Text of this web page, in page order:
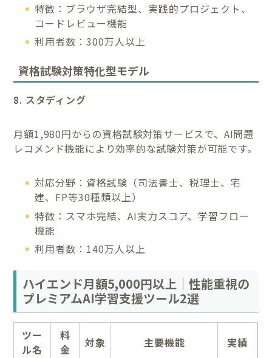
特徴：ブラウザ完結型、実践的プロジェクト、
コードレビュー機能
利用者数：300万人以上
資格試験対策特化型モデル
8. スタディング
月額1,980円からの資格試験対策サービスで、AI問題
レコメンド機能により効率的な試験対策が可能です。
対応分野：資格試験（司法書士、税理士、宅
建、FP等30種類以上）
特徴：スマホ完結、AI実力スコア、学習フロー
機能
利用者数：140万人以上
ハイエンド月額5,000円以上｜性能重視の
プレミアムAI学習支援ツール2選
ツー
ル名
料
金
対象 主要機能 実績